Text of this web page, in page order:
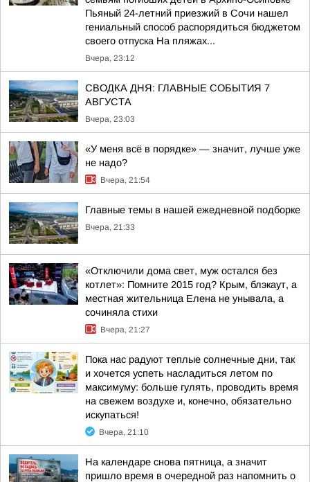
Пьяный 24-летний приезжий в Сочи нашел
гениальный способ распорядиться бюджетом
своего отпуска На пляжах...
Вчера, 23:12
СВОДКА ДНЯ: ГЛАВНЫЕ СОБЫТИЯ 7
АВГУСТА
Вчера, 23:03
«У меня всё в порядке» — значит, лучше уже
не надо?
Вчера, 21:54
Главные темы в нашей ежедневной подборке
Вчера, 21:33
«Отключили дома свет, муж остался без
котлет»: Помните 2015 год? Крым, блэкаут, а
местная жительница Елена не унывала, а
сочиняла стихи
Вчера, 21:27
Пока нас радуют теплые солнечные дни, так
и хочется успеть насладиться летом по
максимуму: больше гулять, проводить время
на свежем воздухе и, конечно, обязательно
искупаться!
Вчера, 21:10
На календаре снова пятница, а значит
пришло время в очередной раз напомнить о